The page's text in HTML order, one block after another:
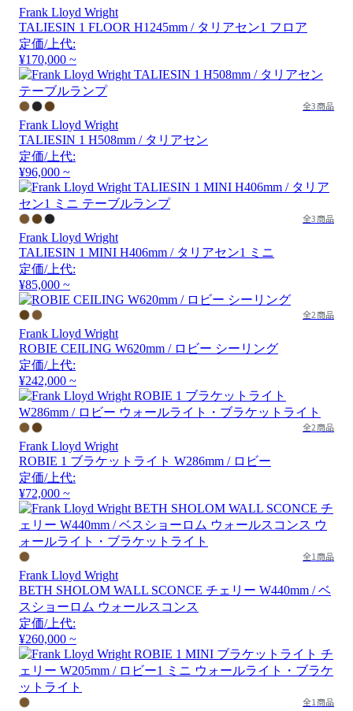
Frank Lloyd Wright
TALIESIN 1 FLOOR H1245mm / タリアセン1 フロア
定価/上代:
¥170,000 ~
全3商品
Frank Lloyd Wright
TALIESIN 1 H508mm / タリアセン
定価/上代:
¥96,000 ~
全3商品
Frank Lloyd Wright
TALIESIN 1 MINI H406mm / タリアセン1 ミニ
定価/上代:
¥85,000 ~
全2商品
Frank Lloyd Wright
ROBIE CEILING W620mm / ロビー シーリング
定価/上代:
¥242,000 ~
全2商品
Frank Lloyd Wright
ROBIE 1 ブラケットライト W286mm / ロビー
定価/上代:
¥72,000 ~
全1商品
Frank Lloyd Wright
BETH SHOLOM WALL SCONCE チェリー W440mm / ベ
スショーロム ウォールスコンス
定価/上代:
¥260,000 ~
全1商品